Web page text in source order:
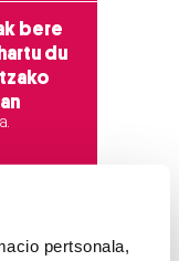
pertsonala,
bere
du